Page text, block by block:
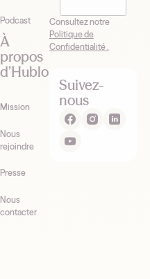
Podcast
À
propos
d’Hublo
Mission
Nous
rejoindre
Presse
Nous
contacter
Consultez notre
Politique de
Confidentialité .
Suivez-
nous